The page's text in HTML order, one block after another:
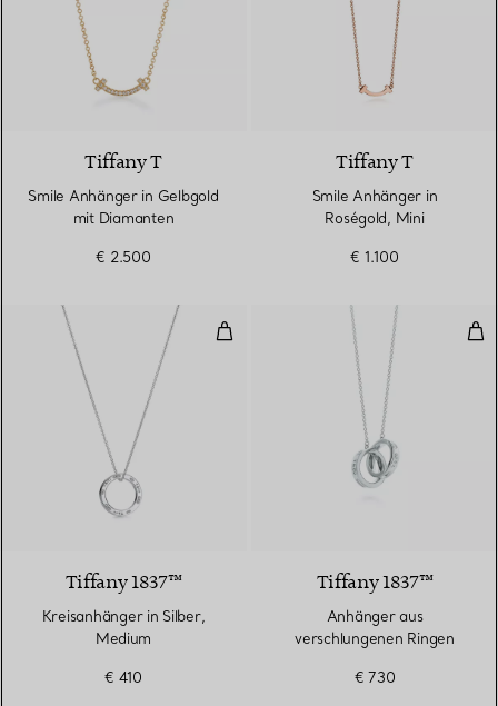
3 Materialien
Tiffany T
Smile Anhänger in Gelbgold
mit Diamanten
€ 2.500
Tiffany T
Smile Anhänger in
Roségold, Mini
€ 1.100
Kreisanhänger in Silber, Medium
Tiffany 1837™
Kreisanhänger in Silber,
Medium
€ 410
Tiffany 1837™
Anhänger aus
verschlungenen Ringen
€ 730